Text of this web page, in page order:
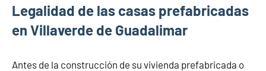
Legalidad de las casas prefabricadas
en Villaverde de Guadalimar
Antes de la construcción de su vivienda prefabricada o